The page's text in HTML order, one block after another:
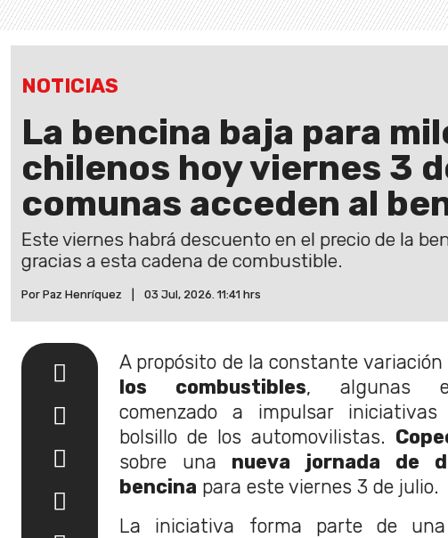
NOTICIAS
La bencina baja para
chilenos hoy viernes 3
comunas acceden al
Este viernes habrá descuento en el precio de la
gracias a esta cadena de combustible.
Por Paz Henríquez 03 Jul, 2026. 11:41 hrs
A propósito de la constante variación
los combustibles, algunas
comenzado a impulsar
bolsillo de los automovilistas.
sobre una nueva jornada de
bencina para este viernes 3 de julio.
La iniciativa forma parte de